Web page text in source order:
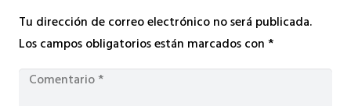
Tu dirección de correo electrónico no será publicada.
Los campos obligatorios están marcados con*